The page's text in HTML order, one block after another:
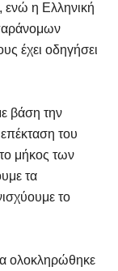
η Ελληνική
έχει οδηγήσει
βάση την
του
μήκος των
τα
το
ολοκληρώθηκε